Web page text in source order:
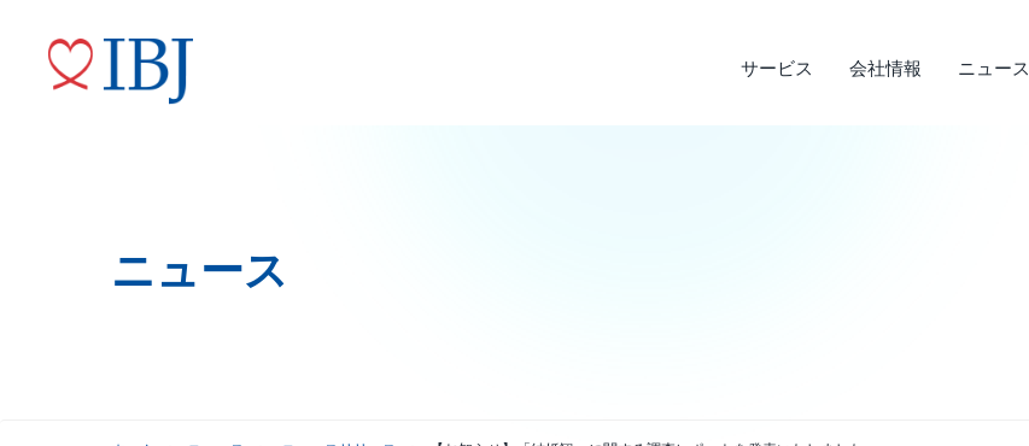
サービス
婚活サービス
会社情報
代表メッセージ
ニュース
ニュースリリース
株式情報
トップコミットメント
ニュース